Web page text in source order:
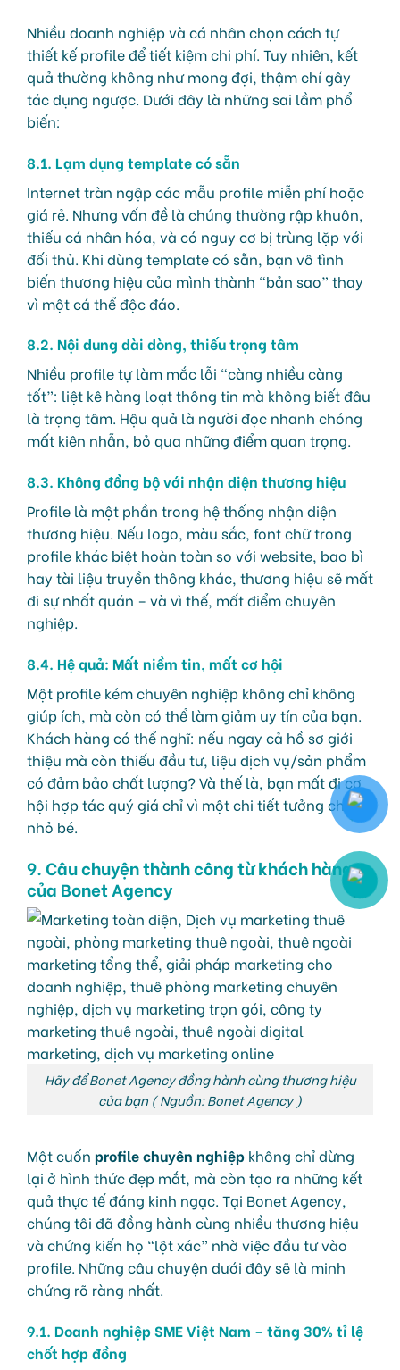
Nhiều doanh nghiệp và cá nhân chọn cách tự
thiết kế profile để tiết kiệm chi phí. Tuy nhiên, kết
quả thường không như mong đợi, thậm chí gây
tác dụng ngược. Dưới đây là những sai lầm phổ
biến:
8.1. Lạm dụng template có sẵn
Internet tràn ngập các mẫu profile miễn phí hoặc
giá rẻ. Nhưng vấn đề là chúng thường rập khuôn,
thiếu cá nhân hóa, và có nguy cơ bị trùng lặp với
đối thủ. Khi dùng template có sẵn, bạn vô tình
biến thương hiệu của mình thành “bản sao” thay
vì một cá thể độc đáo.
8.2. Nội dung dài dòng, thiếu trọng tâm
Nhiều profile tự làm mắc lỗi “càng nhiều càng
tốt”: liệt kê hàng loạt thông tin mà không biết đâu
là trọng tâm. Hậu quả là người đọc nhanh chóng
mất kiên nhẫn, bỏ qua những điểm quan trọng.
8.3. Không đồng bộ với nhận diện thương hiệu
Profile là một phần trong hệ thống nhận diện
thương hiệu. Nếu logo, màu sắc, font chữ trong
profile khác biệt hoàn toàn so với website, bao bì
hay tài liệu truyền thông khác, thương hiệu sẽ mất
đi sự nhất quán – và vì thế, mất điểm chuyên
nghiệp.
8.4. Hệ quả: Mất niềm tin, mất cơ hội
Một profile kém chuyên nghiệp không chỉ không
giúp ích, mà còn có thể làm giảm uy tín của bạn.
Khách hàng có thể nghĩ: nếu ngay cả hồ sơ giới
thiệu mà còn thiếu đầu tư, liệu dịch vụ/sản phẩm
có đảm bảo chất lượng? Và thế là, bạn mất đi cơ
hội hợp tác quý giá chỉ vì một chi tiết tưởng chừng
nhỏ bé.
9. Câu chuyện thành công từ khách hàng
của Bonet Agency
Hãy để Bonet Agency đồng hành cùng thương hiệu
của bạn ( Nguồn: Bonet Agency )
Một cuốn profile chuyên nghiệp không chỉ dừng
lại ở hình thức đẹp mắt, mà còn tạo ra những kết
quả thực tế đáng kinh ngạc. Tại Bonet Agency,
chúng tôi đã đồng hành cùng nhiều thương hiệu
và chứng kiến họ “lột xác” nhờ việc đầu tư vào
profile. Những câu chuyện dưới đây sẽ là minh
chứng rõ ràng nhất.
9.1. Doanh nghiệp SME Việt Nam – tăng 30% tỉ lệ
chốt hợp đồng